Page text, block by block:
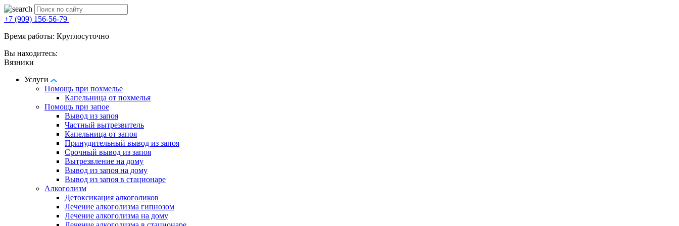
+7 (909) 156-56-79
Время работы: Круглосуточно
Вы находитесь:
Вязники
Услуги
Помощь при похмелье
Капельница от похмелья
Помощь при запое
Вывод из запоя
Частный вытрезвитель
Капельница от запоя
Принудительный вывод из запоя
Срочный вывод из запоя
Вытрезвление на дому
Вывод из запоя на дому
Вывод из запоя в стационаре
Алкоголизм
Детоксикация алкоголиков
Лечение алкоголизма гипнозом
Лечение алкоголизма на дому